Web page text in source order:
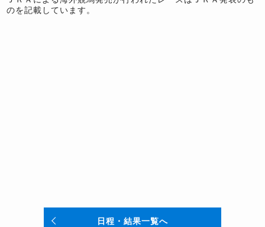
のを記載しています。
日程・結果一覧へ